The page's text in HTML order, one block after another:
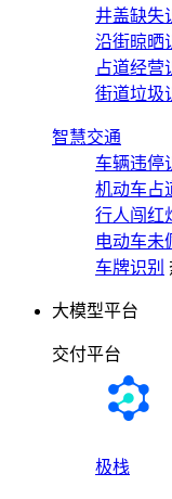
井盖缺失
沿街晾晒
占道经营
街道垃圾
智慧交通
车辆违停
机动车占
行人闯红
电动车未
车牌识别
大模型平台
交付平台
极栈